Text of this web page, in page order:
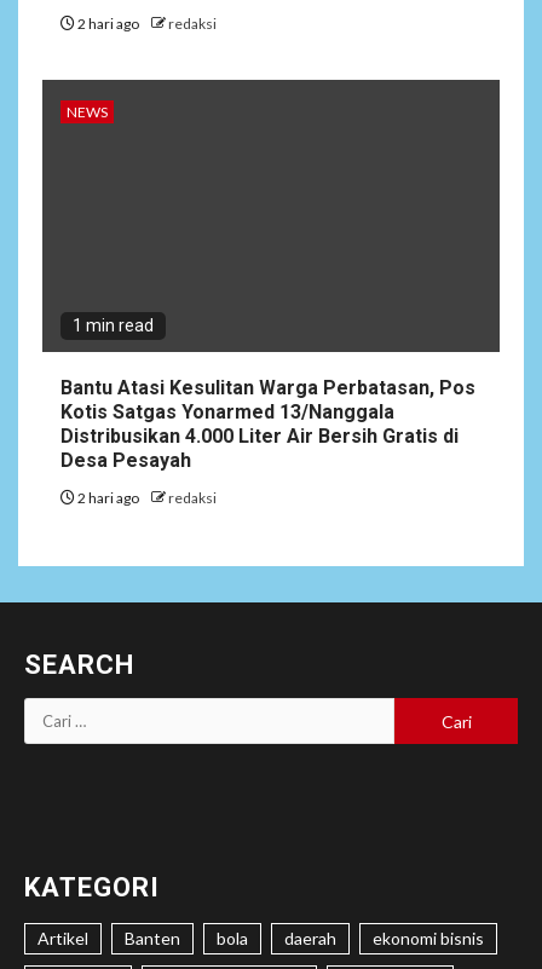
2 hari ago redaksi
NEWS
1 min read
Bantu Atasi Kesulitan Warga Perbatasan, Pos
Kotis Satgas Yonarmed 13/Nanggala
Distribusikan 4.000 Liter Air Bersih Gratis di
Desa Pesayah
2 hari ago redaksi
SEARCH
Cari
untuk:
KATEGORI
Artikel Banten bola daerah ekonomi bisnis